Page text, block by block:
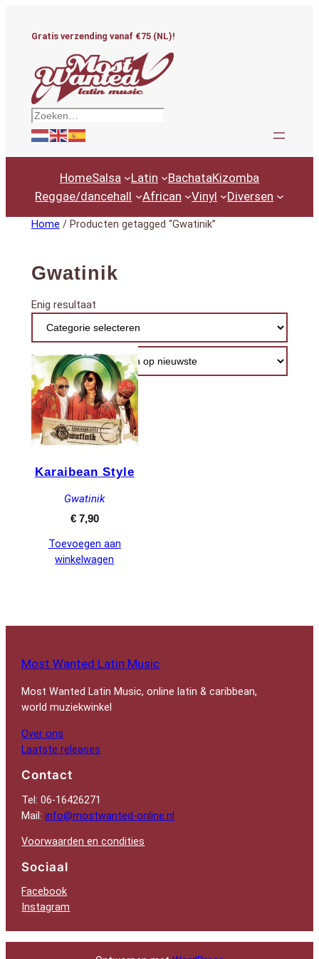
Gratis verzending vanaf €75 (NL)!
Zoeken
HomeSalsa Latin BachataKizomba
Reggae/dancehall
African Vinyl Diversen
Home / Producten getagged “Gwatinik”
Gwatinik
Enig resultaat
Karaibean Style
Gwatinik
€7,90
Toevoegen aan
winkelwagen
Most Wanted Latin Music
Most Wanted Latin Music, online latin & caribbean,
world muziekwinkel
Over ons
Laatste releases
Contact
Tel: 06-16426271
Mail:info@mostwanted-online.nl
Voorwaarden en condities
Sociaal
Facebook
Instagram